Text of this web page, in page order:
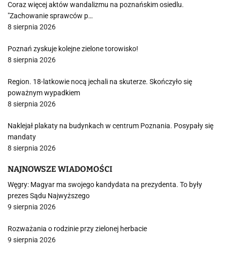
Coraz więcej aktów wandalizmu na poznańskim osiedlu.
"Zachowanie sprawców p…
8 sierpnia 2026
Poznań zyskuje kolejne zielone torowisko!
8 sierpnia 2026
Region. 18-latkowie nocą jechali na skuterze. Skończyło się
poważnym wypadkiem
8 sierpnia 2026
Naklejał plakaty na budynkach w centrum Poznania. Posypały się
mandaty
8 sierpnia 2026
NAJNOWSZE WIADOMOŚCI
Węgry: Magyar ma swojego kandydata na prezydenta. To były
prezes Sądu Najwyższego
9 sierpnia 2026
Rozważania o rodzinie przy zielonej herbacie
9 sierpnia 2026